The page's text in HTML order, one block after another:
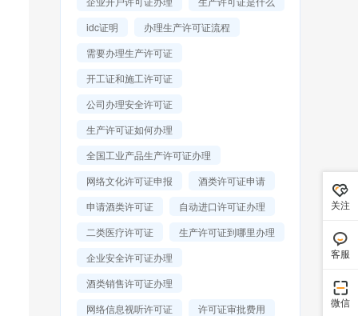
idc证明
办理生产许可证流程
需要办理生产许可证
开工证和施工许可证
公司办理安全许可证
生产许可证如何办理
全国工业产品生产许可证办理
网络文化许可证申报
酒类许可证申请
申请酒类许可证
自动进口许可证办理
二类医疗许可证
生产许可证到哪里办理
企业安全许可证办理
酒类销售许可证办理
网络信息视听许可证
许可证审批费用
关注
客服
微信